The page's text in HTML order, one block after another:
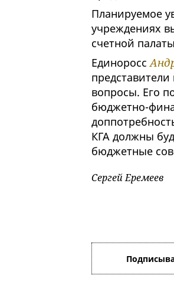
Планируемое
учреждениях
счетной
Единоросс
вопросы. Его
бюджетно-
КГА должны
бюджетные
Сергей Еремеев